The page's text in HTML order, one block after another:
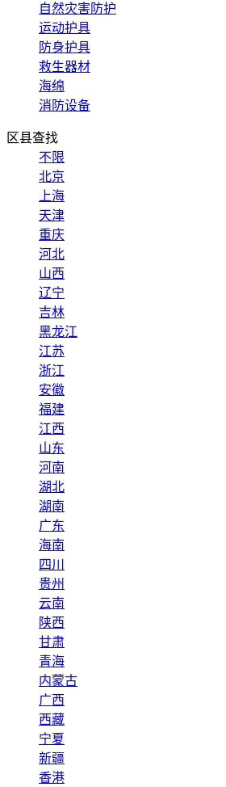
自然灾害防护
运动护具
防身护具
救生器材
海绵
消防设备
区县查找
不限
北京
上海
天津
重庆
河北
山西
辽宁
吉林
黑龙江
江苏
浙江
安徽
福建
江西
山东
河南
湖北
湖南
广东
海南
四川
贵州
云南
陕西
甘肃
青海
内蒙古
广西
西藏
宁夏
新疆
香港